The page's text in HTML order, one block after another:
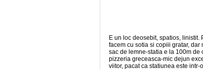
E un loc deosebit, spatios, linistit.
facem cu sotia si copiii gratar,
sac de lemne-statia e la 100m
pizzeria greceasca-mic dejun
viitor, pacat ca statiunea este